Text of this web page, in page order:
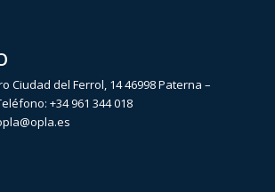
Ciudad del Ferrol, 14 46998 Paterna –
+34 961 344 018